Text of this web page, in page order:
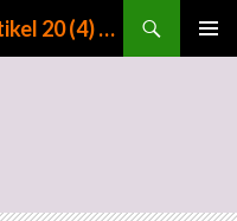
Menschheit gegen Krieg – Artikel 20 (4) GG